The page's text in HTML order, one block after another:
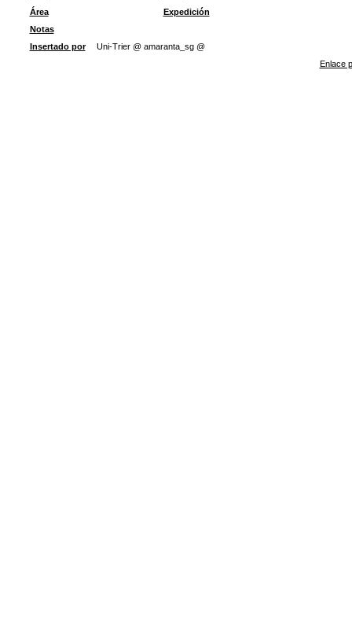
Área
Expedición
Notas
Insertado por
Uni-Trier @ amaranta_sg @
Enlace